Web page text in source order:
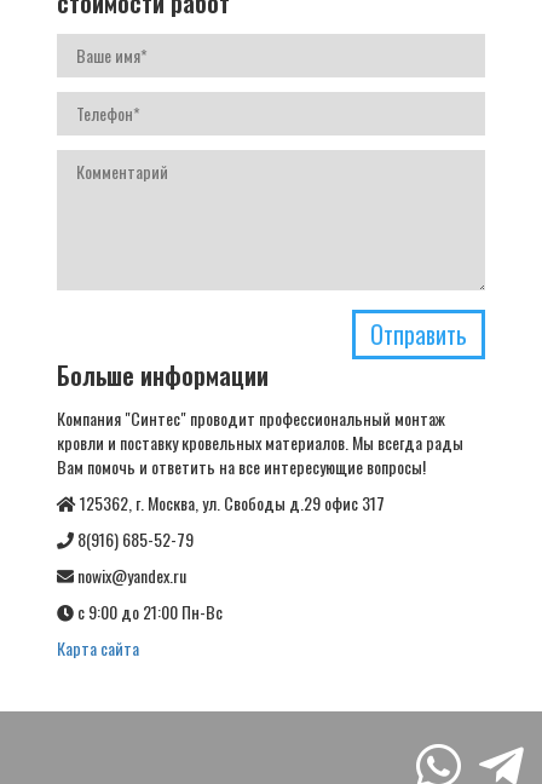
Отправить
Больше информации
Компания "Синтес" проводит профессиональный монтаж
кровли и поставку кровельных материалов. Мы всегда рады
Вам помочь и ответить на все интересующие вопросы!
125362, г. Москва, ул. Свободы д.29 офис 317
8(916) 685-52-79
nowix@yandex.ru
с 9:00 до 21:00 Пн-Вс
Карта сайта